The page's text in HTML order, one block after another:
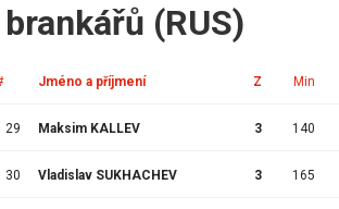
(RUS)
Jméno a příjmení Z Min
29 Maksim KALLEV 3 140
30 Vladislav SUKHACHEV 3 165